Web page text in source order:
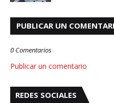
PUBLICAR UN
0 Comentarios
Publicar un comentario
REDES SOCIALES